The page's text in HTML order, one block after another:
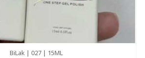
BiLak | 027 | 15ML